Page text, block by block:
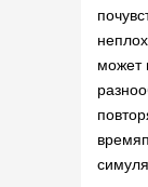
может